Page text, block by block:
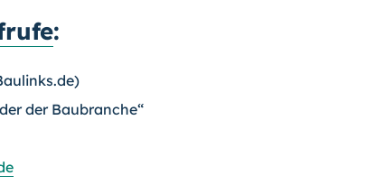
:
der Baubranche“